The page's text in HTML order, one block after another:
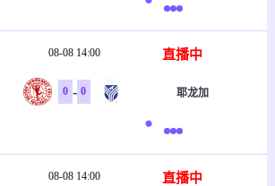
08-08 14:00 直播中
0 - 0 耶龙加
08-08 14:00 直播中